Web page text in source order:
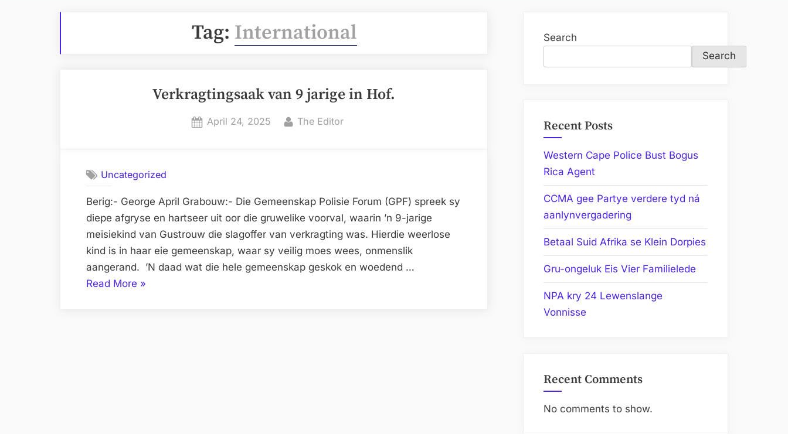
Tag: International
Verkragtingsaak van 9 jarige in Hof.
Posted
April 24, 2025 By
The Editor
Uncategorized
Berig:- George April Grabouw:- Die Gemeenskap Polisie Forum (GPF) spreek sy
diepe afgryse en hartseer uit oor die gruwelike voorval, waarin ’n 9-jarige
meisiekind van Gustrouw die slagoffer van verkragting was. Hierdie weerlose
kind is in haar eie gemeenskap, waar sy veilig moes wees, onmenslik
aangerand. ’N daad wat die hele gemeenskap geskok en woedend …
Read More “Verkragtingsaak
»
Search
Search
Recent Posts
Western Cape Police Bust Bogus
Rica Agent
CCMA gee Partye verdere tyd ná
aanlynvergadering
Betaal Suid Afrika se Klein Dorpies
Gru-ongeluk Eis Vier Familielede
NPA kry 24 Lewenslange
Vonnisse
Recent Comments
No comments to show.